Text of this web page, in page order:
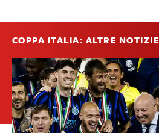
COPPA ITALIA: ALTRE NOTIZIE